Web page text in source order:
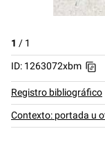
1 / 1
ID: 1263072xbm
Registro bibliográfico
Contexto: portada u